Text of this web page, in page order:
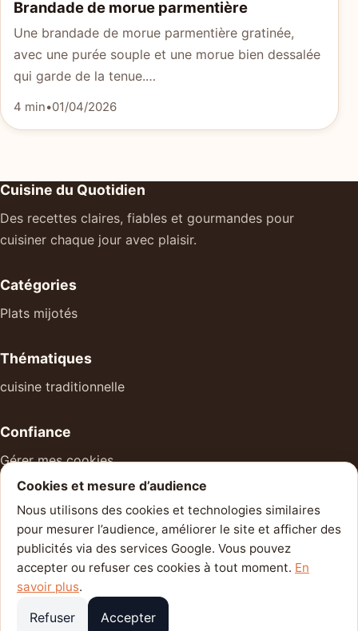
Brandade de morue parmentière
Une brandade de morue parmentière gratinée,
avec une purée souple et une morue bien dessalée
qui garde de la tenue.…
4 min•01/04/2026
Cuisine du Quotidien
Des recettes claires, fiables et gourmandes pour
cuisiner chaque jour avec plaisir.
Catégories
Plats mijotés
Thématiques
cuisine traditionnelle
Confiance
Gérer mes cookies
À propos
Mentions légales
Politique de confidentialité
Contact
Cookies et mesure d’audience
Nous utilisons des cookies et technologies similaires
pour mesurer l’audience, améliorer le site et afficher des
publicités via des services Google. Vous pouvez
accepter ou refuser ces cookies à tout moment. En
savoir plus.
Refuser Accepter